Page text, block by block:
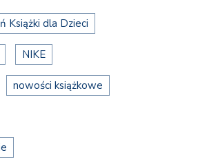
Książki dla Dzieci
NIKE
nowości książkowe